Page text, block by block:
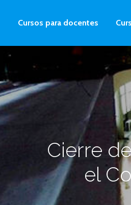
Cursos para docentes
Cierre
el